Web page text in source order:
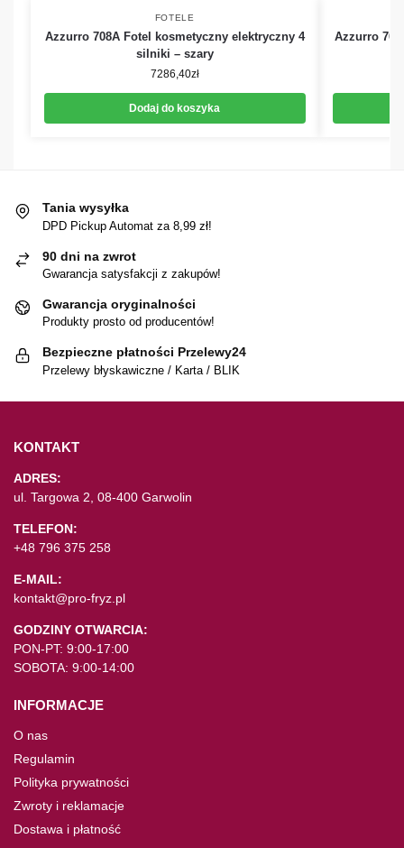
FOTELE
Azzurro 708A Fotel kosmetyczny elektryczny 4
silniki – szary
7286,40zł
Dodaj do koszyka
Azzurro
Tania wysyłka
DPD Pickup Automat za 8,99 zł!
90 dni na zwrot
Gwarancja satysfakcji z zakupów!
Gwarancja oryginalności
Produkty prosto od producentów!
Bezpieczne płatności Przelewy24
Przelewy błyskawiczne / Karta / BLIK
KONTAKT
ADRES:
ul. Targowa 2, 08-400 Garwolin
TELEFON:
+48 796 375 258
E-MAIL:
kontakt@pro-fryz.pl
GODZINY OTWARCIA:
PON-PT: 9:00-17:00
SOBOTA: 9:00-14:00
INFORMACJE
O nas
Regulamin
Polityka prywatności
Zwroty i reklamacje
Dostawa i płatność